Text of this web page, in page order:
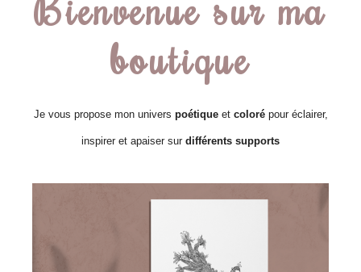
boutique
Je vous propose mon univers poétiqueet colorépour éclairer,
inspirer et apaiser sur différents supports